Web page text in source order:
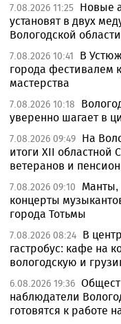
7.08.2026 11:25 Новые
установят в двух
Вологодской области
7.08.2026 10:41
В
города фестивалем
мастерства
7.08.2026 10:18
уверенно шагает в
7.08.2026 09:49 На
итоги XII областной
ветеранов и
7.08.2026 09:10
Манты,
концерты
города Тотьмы
7.08.2026 08:24 В
гастробус: кафе на
вологодскую и
6.08.2026 19:36
наблюдатели
готовятся к работе